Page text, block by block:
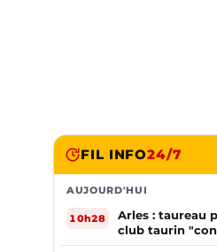
FIL INFO24/7
AUJOURD'HUI
10h28
Arles : taureau
club taurin